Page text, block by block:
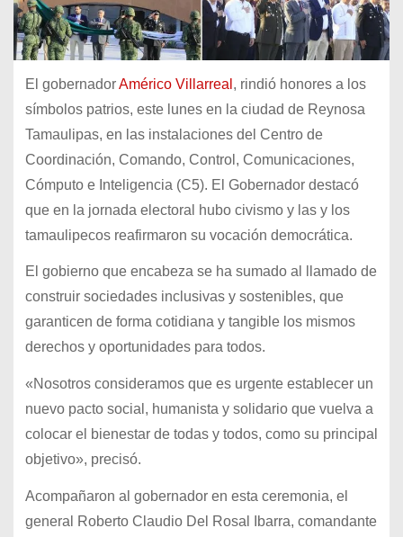
El gobernadorAmérico Villarreal , rindió honores a los
símbolos patrios, este lunes en la ciudad de Reynosa
Tamaulipas, en las instalaciones del Centro de
Coordinación, Comando, Control, Comunicaciones,
Cómputo e Inteligencia (C5). El Gobernador destacó
que en la jornada electoral hubo civismo y las y los
tamaulipecos reafirmaron su vocación democrática.
El gobierno que encabeza se ha sumado al llamado de
construir sociedades inclusivas y sostenibles, que
garanticen de forma cotidiana y tangible los mismos
derechos y oportunidades para todos.
«Nosotros consideramos que es urgente establecer un
nuevo pacto social, humanista y solidario que vuelva a
colocar el bienestar de todas y todos, como su principal
objetivo», precisó.
Acompañaron al gobernador en esta ceremonia, el
general Roberto Claudio Del Rosal Ibarra, comandante